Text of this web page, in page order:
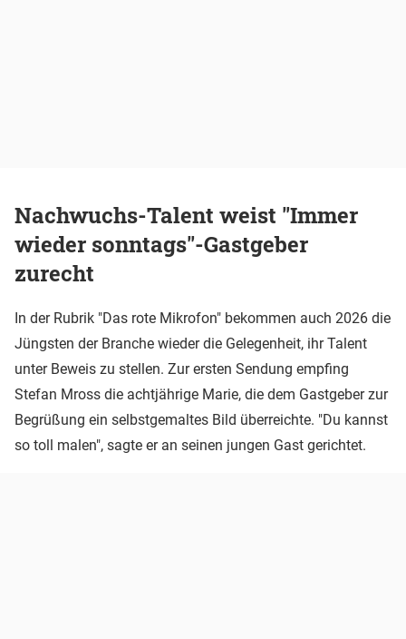
Nachwuchs-Talent weist "Immer
wieder sonntags"-Gastgeber
zurecht
In der Rubrik "Das rote Mikrofon" bekommen auch 2026 die
Jüngsten der Branche wieder die Gelegenheit, ihr Talent
unter Beweis zu stellen. Zur ersten Sendung empfing
Stefan Mross die achtjährige Marie, die dem Gastgeber zur
Begrüßung ein selbstgemaltes Bild überreichte. "Du kannst
so toll malen", sagte er an seinen jungen Gast gerichtet.